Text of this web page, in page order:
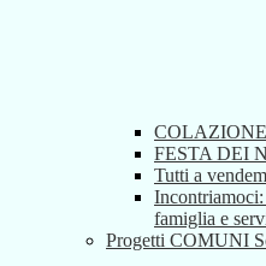
FESTA DEI
Tutti a
Incontriamoci:
famiglia e
Progetti COMUNI